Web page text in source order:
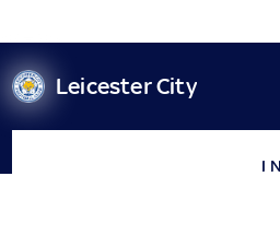
Leicester City
I